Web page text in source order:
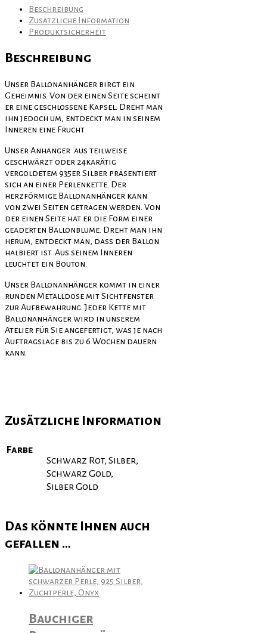
Beschreibung
Zusätzliche Information
Produktsicherheit
Beschreibung
Unser Ballonanhänger birgt ein
Geheimnis. Von der einen Seite scheint
er eine geschlossene Kapsel. Dreht man
ihn jedoch um, entdeckt man in seinem
Inneren eine Frucht.
Unser Anhänger aus teilweise
geschwärzt oder 24karätig
vergoldetem 935er Silber präsentiert
sich an einer Perlenkette. Der
herzförmige Ballonanhänger kann
von zwei Seiten getragen werden. Von
der einen Seite hat er die Form einer
geaderten Ballonblume. Dreht man ihn
herum, entdeckt man, dass der Ballon
halbiert ist. Aus seinem Inneren
leuchtet ein Bouton.
Unser Ballonanhänger kommt in einer
runden Metalldose mit Sichtfenster
zur Aufbewahrung. Jeder Kette mit
Ballonanhänger wird in unserem
Atelier für Sie angefertigt, was je nach
Auftragslage bis zu 6 Wochen dauern
kann.
Zusätzliche Information
Farbe
Schwarz Rot, Silber,
Schwarz Gold,
Silber Gold
Das könnte Ihnen auch
gefallen …
Bauchiger